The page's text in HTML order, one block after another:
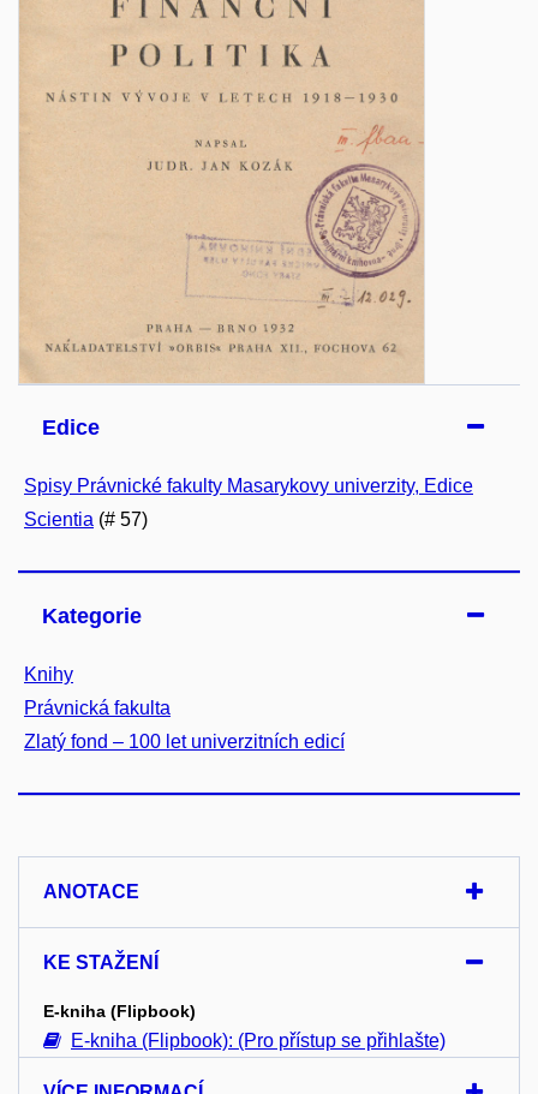
Edice
Spisy Právnické fakulty Masarykovy univerzity, Edice
Scientia (# 57)
Kategorie
Knihy
Právnická fakulta
Zlatý fond – 100 let univerzitních edicí
ANOTACE
KE STAŽENÍ
E-kniha (Flipbook)
E-kniha (Flipbook): (Pro přístup se přihlašte)